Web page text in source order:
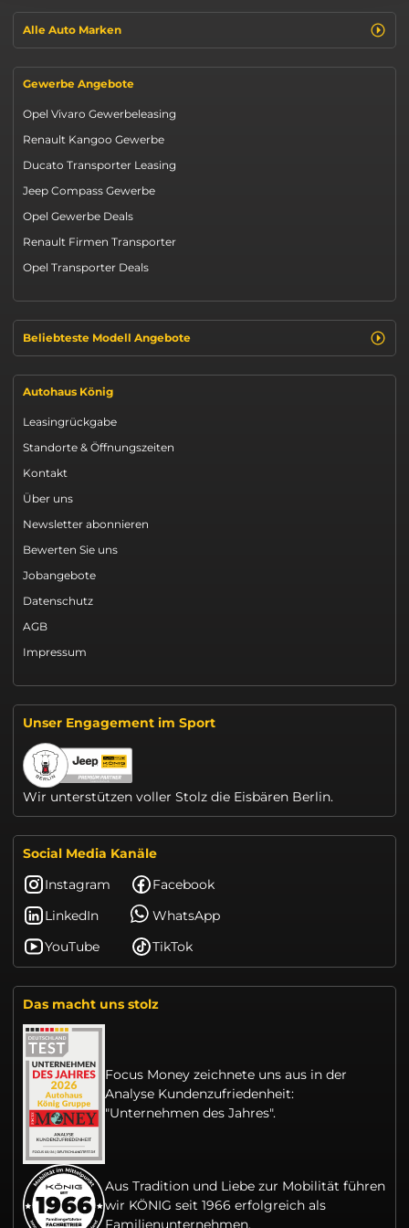
Alle Auto Marken
Gewerbe Angebote
Opel Vivaro Gewerbeleasing
Renault Kangoo Gewerbe
Ducato Transporter Leasing
Jeep Compass Gewerbe
Opel Gewerbe Deals
Renault Firmen Transporter
Opel Transporter Deals
Beliebteste Modell Angebote
Autohaus König
Leasingrückgabe
Standorte & Öffnungszeiten
Kontakt
Über uns
Newsletter abonnieren
Bewerten Sie uns
Jobangebote
Datenschutz
AGB
Impressum
Unser Engagement im Sport
Wir unterstützen voller Stolz die Eisbären Berlin.
Social Media Kanäle
Instagram
Facebook
LinkedIn
WhatsApp
YouTube
TikTok
Das macht uns stolz
Focus Money zeichnete uns aus in der
Analyse Kundenzufriedenheit:
"Unternehmen des Jahres".
Aus Tradition und Liebe zur Mobilität führen
wir KÖNIG seit 1966 erfolgreich als
Familienunternehmen.